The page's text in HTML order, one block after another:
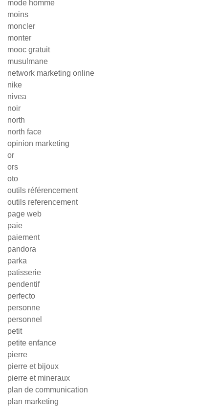
mode homme
moins
moncler
monter
mooc gratuit
musulmane
network marketing online
nike
nivea
noir
north
north face
opinion marketing
or
ors
oto
outils référencement
outils referencement
page web
paie
paiement
pandora
parka
patisserie
pendentif
perfecto
personne
personnel
petit
petite enfance
pierre
pierre et bijoux
pierre et mineraux
plan de communication
plan marketing